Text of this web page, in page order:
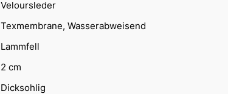
Veloursleder
Texmembrane, Wasserabweisend
Lammfell
2 cm
Dicksohlig